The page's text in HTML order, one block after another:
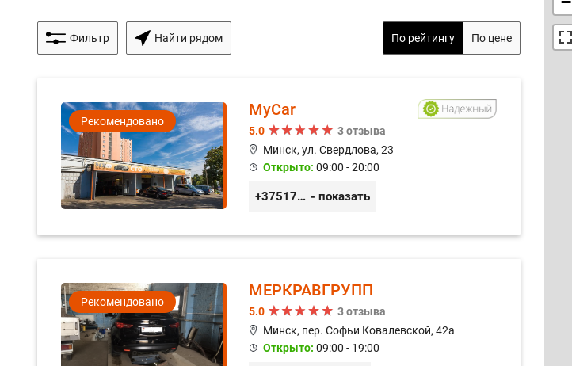
Фильтр Найти рядом По рейтингу По цене
Рекомендовано
MyCar
5.0
3 отзыва
Минск, ул. Свердлова, 23
Открыто: 09:00 - 20:00
+375173212443 - показать
Рекомендовано
МЕРКРАВГРУПП
5.0
3 отзыва
Минск, пер. Софьи Ковалевской, 42а
Открыто: 09:00 - 19:00